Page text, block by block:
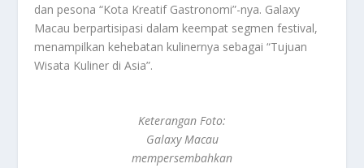
dan pesona “Kota Kreatif Gastronomi”-nya. Galaxy
Macau berpartisipasi dalam keempat segmen festival,
menampilkan kehebatan kulinernya sebagai “Tujuan
Wisata Kuliner di Asia”.
Keterangan Foto:
Galaxy Macau
mempersembahkan